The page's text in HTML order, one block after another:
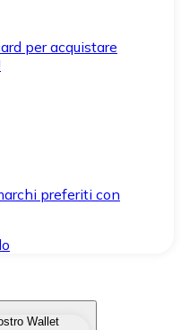
per acquistare
preferiti con
Wallet